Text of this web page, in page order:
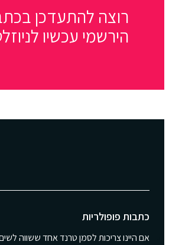
רוצה להתעדכן
הירשמי עכשיו
כתבות פופולריות
אם היינו צריכות לסמן טרנד אחד ששווה